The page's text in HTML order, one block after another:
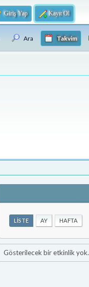
Giriş Yap Kayıt Ol
Ara Takvim
LISTE AY HAFTA
Gösterilecek bir etkinlik yok.